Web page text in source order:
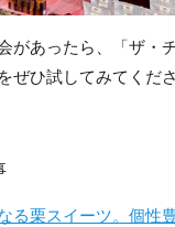
があったら、「ザ・
ぜひ試してみてくだ
る栗スイーツ。個性